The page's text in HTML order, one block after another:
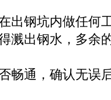
出钢坑内做任何
溅出钢水，多余
畅通，确认无误